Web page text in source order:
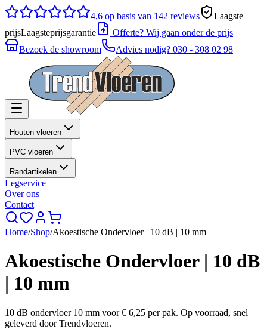
4,6 op basis van 142 reviews
Laagste
prijsLaagsteprijsgarantie
Offerte? Wij gaan onder de prijs
Bezoek de showroom
Advies nodig? 030 - 308 02 98
Houten vloeren
PVC vloeren
Randartikelen
Legservice
Over ons
Contact
Home/Shop/Akoestische Ondervloer | 10 dB | 10 mm
Akoestische Ondervloer | 10 dB
| 10 mm
10 dB ondervloer 10 mm voor € 6,25 per pak. Op voorraad, snel
geleverd door Trendvloeren.